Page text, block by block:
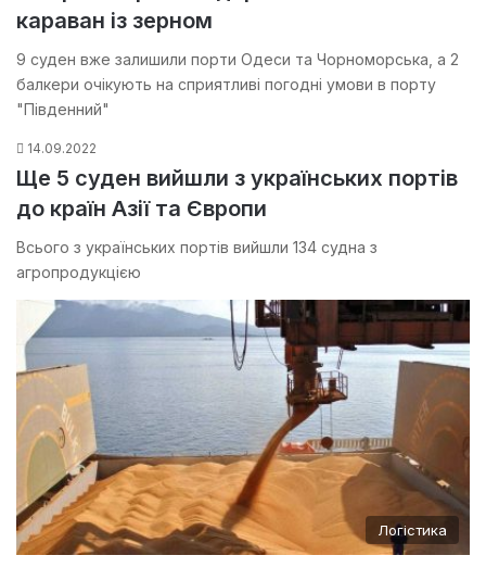
караван із зерном
9 суден вже залишили порти Одеси та Чорноморська, а 2
балкери очікують на сприятливі погодні умови в порту
"Південний"
14.09.2022
Ще 5 суден вийшли з українських портів
до країн Азії та Європи
Всього з українських портів вийшли 134 судна з
агропродукцією
Логістика